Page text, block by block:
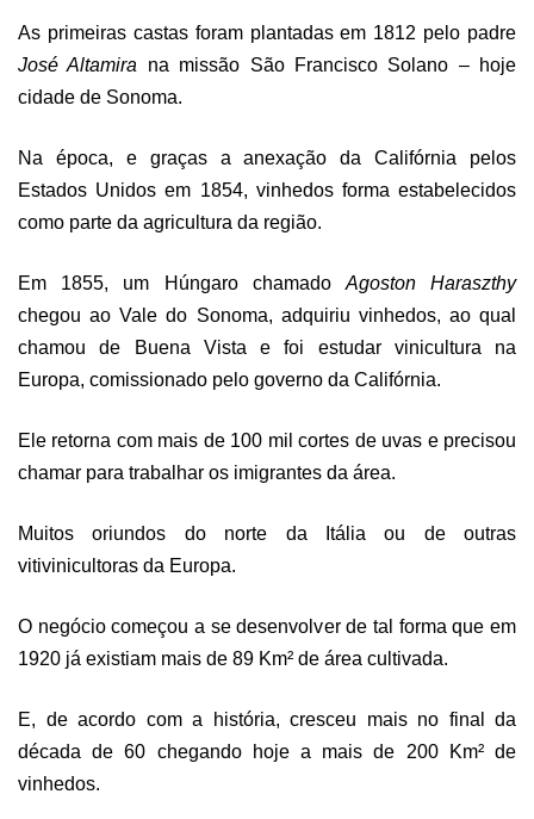
As primeiras castas foram plantadas em 1812 pelo padre
José Altamira na missão São Francisco Solano – hoje
cidade de Sonoma.
Na época, e graças a anexação da Califórnia pelos
Estados Unidos em 1854, vinhedos forma estabelecidos
como parte da agricultura da região.
Em 1855, um Húngaro chamado Agoston Haraszthy
chegou ao Vale do Sonoma, adquiriu vinhedos, ao qual
chamou de Buena Vista e foi estudar vinicultura na
Europa, comissionado pelo governo da Califórnia.
Ele retorna com mais de 100 mil cortes de uvas e precisou
chamar para trabalhar os imigrantes da área.
Muitos oriundos do norte da Itália ou de outras
vitivinicultoras da Europa.
O negócio começou a se desenvolver de tal forma que em
1920 já existiam mais de 89 Km² de área cultivada.
E, de acordo com a história, cresceu mais no final da
década de 60 chegando hoje a mais de 200 Km² de
vinhedos.